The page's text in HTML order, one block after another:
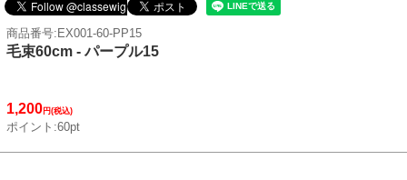
商品番号:EX001-60-PP15
毛束60cm - パープル15
1,200円(税込)
ポイント:60pt